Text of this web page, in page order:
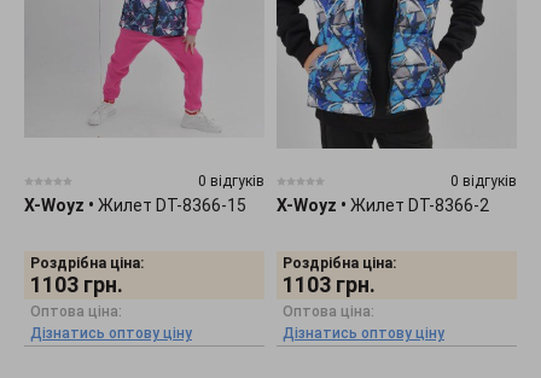
0 відгуків
X-Woyz • Жилет DT-8366-15
Роздрібна ціна:
1103 грн.
Оптова ціна:
Дізнатись оптову ціну
0 відгуків
X-Woyz • Жилет DT-8366-2
Роздрібна ціна:
1103 грн.
Оптова ціна:
Дізнатись оптову ціну